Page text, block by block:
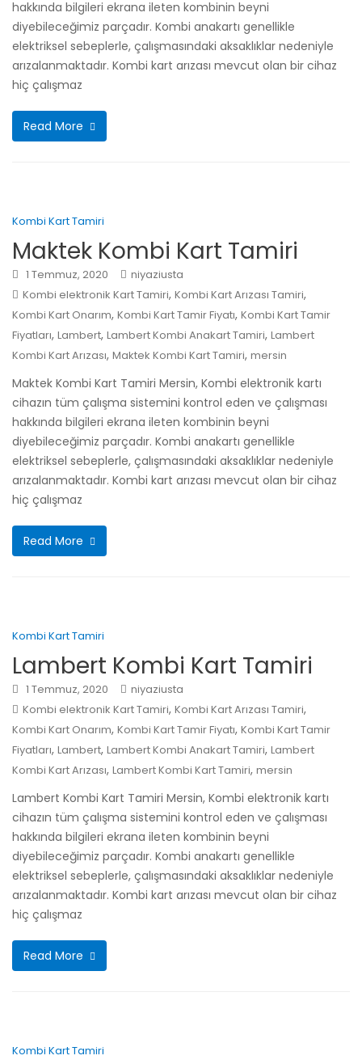
hakkında bilgileri ekrana ileten kombinin beyni
diyebileceğimiz parçadır. Kombi anakartı genellikle
elektriksel sebeplerle, çalışmasındaki aksaklıklar nedeniyle
arızalanmaktadır. Kombi kart arızası mevcut olan bir cihaz
hiç çalışmaz
Read More
Kombi Kart Tamiri
Maktek Kombi Kart Tamiri
1 Temmuz, 2020
niyaziusta
Kombi elektronik Kart Tamiri, Kombi Kart Arızası Tamiri,
Kombi Kart Onarım, Kombi Kart Tamir Fiyatı, Kombi Kart Tamir
Fiyatları, Lambert, Lambert Kombi Anakart Tamiri, Lambert
Kombi Kart Arızası, Maktek Kombi Kart Tamiri, mersin
Maktek Kombi Kart Tamiri Mersin, Kombi elektronik kartı
cihazın tüm çalışma sistemini kontrol eden ve çalışması
hakkında bilgileri ekrana ileten kombinin beyni
diyebileceğimiz parçadır. Kombi anakartı genellikle
elektriksel sebeplerle, çalışmasındaki aksaklıklar nedeniyle
arızalanmaktadır. Kombi kart arızası mevcut olan bir cihaz
hiç çalışmaz
Read More
Kombi Kart Tamiri
Lambert Kombi Kart Tamiri
1 Temmuz, 2020
niyaziusta
Kombi elektronik Kart Tamiri, Kombi Kart Arızası Tamiri,
Kombi Kart Onarım, Kombi Kart Tamir Fiyatı, Kombi Kart Tamir
Fiyatları, Lambert, Lambert Kombi Anakart Tamiri, Lambert
Kombi Kart Arızası, Lambert Kombi Kart Tamiri, mersin
Lambert Kombi Kart Tamiri Mersin, Kombi elektronik kartı
cihazın tüm çalışma sistemini kontrol eden ve çalışması
hakkında bilgileri ekrana ileten kombinin beyni
diyebileceğimiz parçadır. Kombi anakartı genellikle
elektriksel sebeplerle, çalışmasındaki aksaklıklar nedeniyle
arızalanmaktadır. Kombi kart arızası mevcut olan bir cihaz
hiç çalışmaz
Read More
Kombi Kart Tamiri